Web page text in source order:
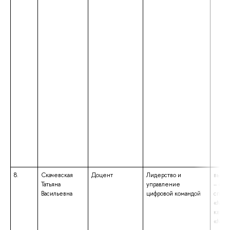
8.
Скачевская
Татьяна
Васильевна
Доцент
Лидерство и
управление
цифровой командой
–